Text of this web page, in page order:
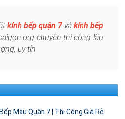
kính bếp quận 7và kính bếp
chuyên thi công lắp
uy tín
Màu Quận 7 | Thi Công Giá Rẻ,